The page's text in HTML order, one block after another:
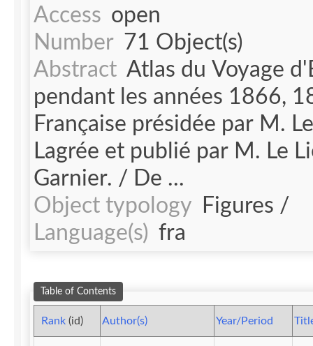
Access open
Number 71 Object(s)
Abstract Atlas du Voyage
pendant les années 1866,
Française présidée par M.
Lagrée et publié par M. Le
Garnier. / De ...
Object typology
Figures /
Language(s) fra
Table of Contents
Rank(id) Author(s) Year/Period